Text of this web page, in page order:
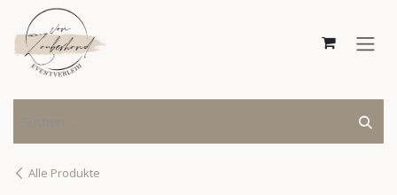
Zum Inhalt springen
Alle Produkte